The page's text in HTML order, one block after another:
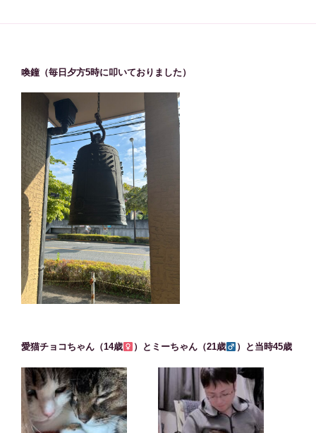
喚鐘（毎日夕方5時に叩いておりました）
愛猫チョコちゃん（14歳 ）とミーちゃん（21歳 ）と当時45歳